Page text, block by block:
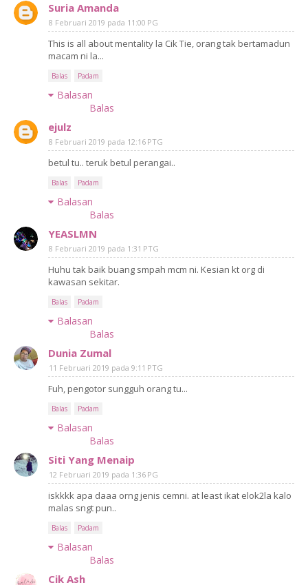
Suria Amanda
8 Februari 2019 pada 11:00 PG
This is all about mentality la Cik Tie, orang tak bertamadun
macam ni la...
Balas Padam
Balasan
Balas
ejulz
8 Februari 2019 pada 12:16 PTG
betul tu.. teruk betul perangai..
Balas Padam
Balasan
Balas
YEASLMN
8 Februari 2019 pada 1:31 PTG
Huhu tak baik buang smpah mcm ni. Kesian kt org di
kawasan sekitar.
Balas Padam
Balasan
Balas
Dunia Zumal
11 Februari 2019 pada 9:11 PTG
Fuh, pengotor sungguh orang tu...
Balas Padam
Balasan
Balas
Siti Yang Menaip
12 Februari 2019 pada 1:36 PG
iskkkk apa daaa orng jenis cemni. at least ikat elok2la kalo
malas sngt pun..
Balas Padam
Balasan
Balas
Cik Ash